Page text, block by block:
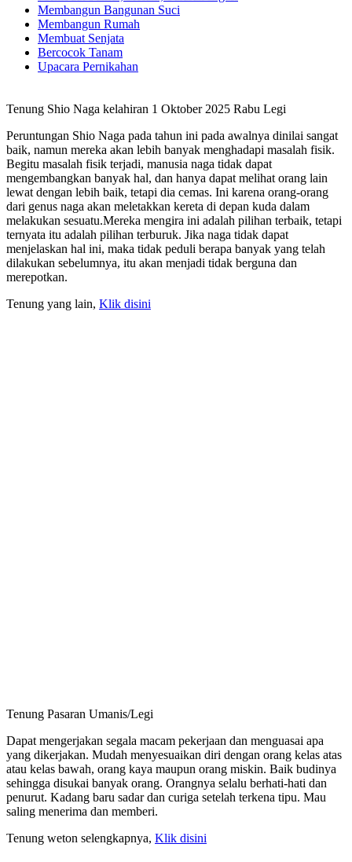
Membangun Bangunan Suci
Membangun Rumah
Membuat Senjata
Bercocok Tanam
Upacara Pernikahan
Tenung Shio Naga kelahiran 1 Oktober 2025 Rabu Legi
Peruntungan Shio Naga pada tahun ini pada awalnya dinilai sangat
baik, namun mereka akan lebih banyak menghadapi masalah fisik.
Begitu masalah fisik terjadi, manusia naga tidak dapat
mengembangkan banyak hal, dan hanya dapat melihat orang lain
lewat dengan lebih baik, tetapi dia cemas. Ini karena orang-orang
dari genus naga akan meletakkan kereta di depan kuda dalam
melakukan sesuatu.Mereka mengira ini adalah pilihan terbaik, tetapi
ternyata itu adalah pilihan terburuk. Jika naga tidak dapat
menjelaskan hal ini, maka tidak peduli berapa banyak yang telah
dilakukan sebelumnya, itu akan menjadi tidak berguna dan
merepotkan.
Tenung yang lain, Klik disini
Tenung Pasaran Umanis/Legi
Dapat mengerjakan segala macam pekerjaan dan menguasai apa
yang dikerjakan. Mudah menyesuaikan diri dengan orang kelas atas
atau kelas bawah, orang kaya maupun orang miskin. Baik budinya
sehingga disukai banyak orang. Orangnya selalu berhati-hati dan
penurut. Kadang baru sadar dan curiga setelah terkena tipu. Mau
saling menerima dan memberi.
Tenung weton selengkapnya, Klik disini